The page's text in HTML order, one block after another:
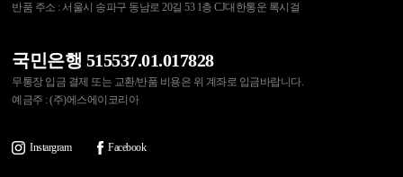
반품 주소 : 서울시 송파구 동남로 20길 53 1층 CJ대한통운 록시걸
국민은행 515537.01.017828
무통장 입금 결제 또는 교환/반품 비용은 위 계좌로 입금바랍니다.
예금주 : (주)에스에이코리아
Instargram Facebook